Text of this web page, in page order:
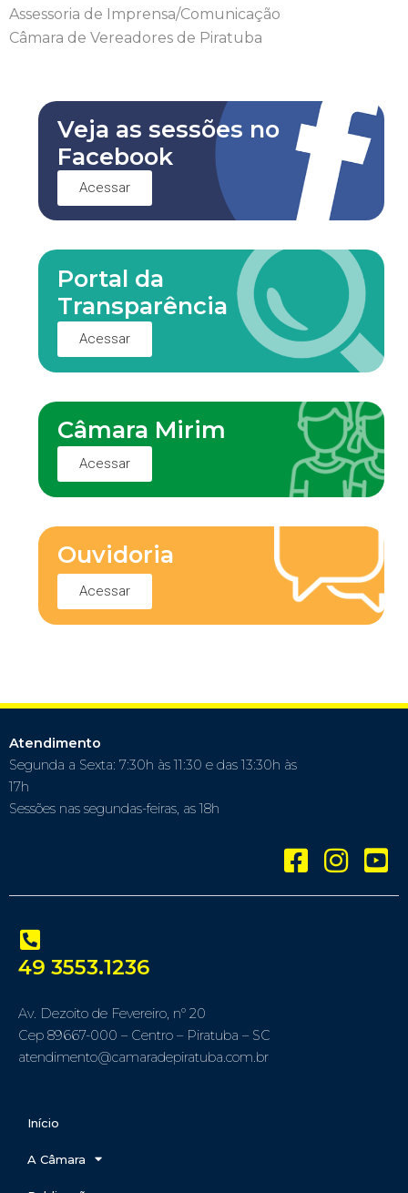
Assessoria de Imprensa/Comunicação
Câmara de Vereadores de Piratuba
Veja as sessões no
Facebook
Acessar
Portal da
Transparência
Acessar
Câmara Mirim
Acessar
Ouvidoria
Acessar
Atendimento
Segunda a Sexta: 7:30h às 11:30 e das 13:30h às
17h
Sessões nas segundas-feiras, as 18h
49 3553.1236
Av. Dezoito de Fevereiro, nº 20
Cep 89667-000 – Centro – Piratuba – SC
atendimento@camaradepiratuba.com.br
Início
A Câmara